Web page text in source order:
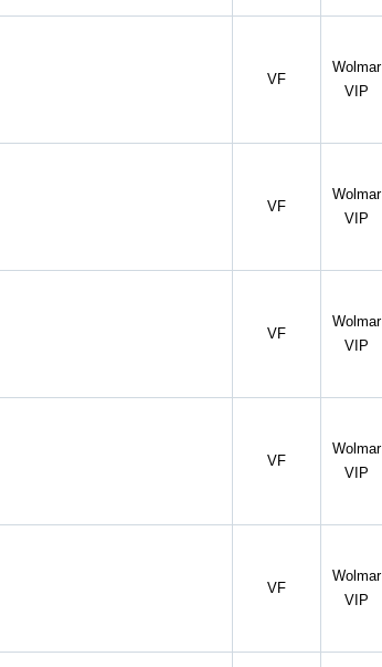
VF
Wolmar
VIP
VF
Wolmar
VIP
VF
Wolmar
VIP
VF
Wolmar
VIP
VF
Wolmar
VIP